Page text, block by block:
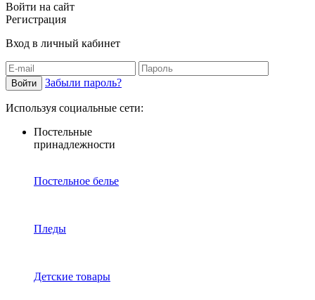
Войти на сайт
Регистрация
Вход в личный кабинет
Забыли пароль?
Используя социальные сети:
Постельные
принадлежности
Постельное белье
Пледы
Детские товары